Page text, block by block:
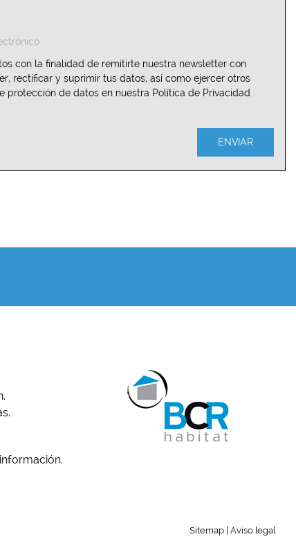
con la finalidad de remitirte nuestra newsletter con
rectificar y suprimir tus datos, así como ejercer otros
de datos en nuestra Política de Privacidad
ENVIAR
Sitemap | Aviso legal